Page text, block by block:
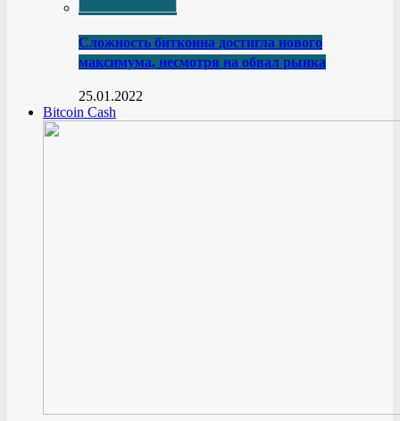
Сложность биткоина достигла нового
максимума, несмотря на обвал рынка
25.01.2022
Bitcoin Cash